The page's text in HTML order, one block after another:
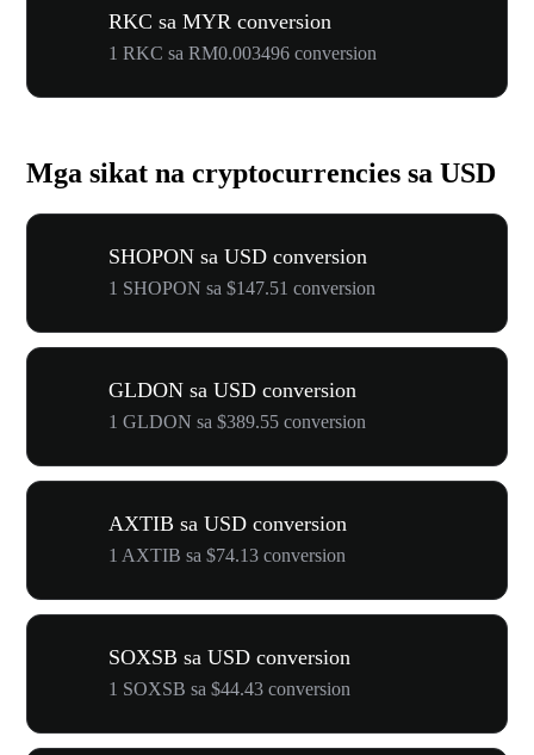
RKC sa MYR conversion
1 RKC sa RM0.003496 conversion
Mga sikat na cryptocurrencies sa USD
SHOPON sa USD conversion
1 SHOPON sa $147.51 conversion
GLDON sa USD conversion
1 GLDON sa $389.55 conversion
AXTIB sa USD conversion
1 AXTIB sa $74.13 conversion
SOXSB sa USD conversion
1 SOXSB sa $44.43 conversion